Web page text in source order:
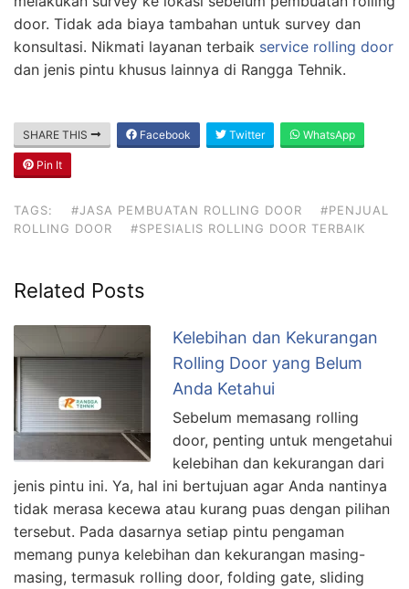
door. Tidak ada biaya tambahan untuk survey dan
konsultasi. Nikmati layanan terbaik service rolling door
dan jenis pintu khusus lainnya di Rangga Tehnik.
SHARE THIS Facebook Twitter WhatsApp
Pin It
TAGS: #JASA PEMBUATAN ROLLING DOOR
#PENJUAL
ROLLING DOOR
#SPESIALIS ROLLING DOOR TERBAIK
Related Posts
Kelebihan dan Kekurangan
Rolling Door yang Belum
Anda Ketahui
Sebelum memasang rolling
door, penting untuk mengetahui
kelebihan dan kekurangan dari
jenis pintu ini. Ya, hal ini bertujuan agar Anda nantinya
tidak merasa kecewa atau kurang puas dengan pilihan
tersebut. Pada dasarnya setiap pintu pengaman
memang punya kelebihan dan kekurangan masing-
masing, termasuk rolling door, folding gate, sliding